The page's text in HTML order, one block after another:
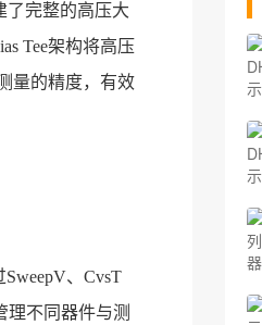
了完整的高压大
Tee架构将高压
量的精度，有效
、CvsT
理不同器件与测